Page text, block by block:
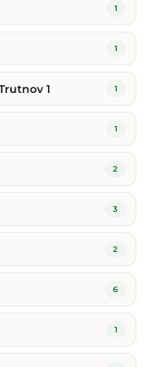
1
1
1 1
1
2
3
2
6
1